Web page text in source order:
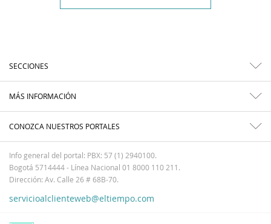
SECCIONES
MÁS INFORMACIÓN
CONOZCA NUESTROS PORTALES
Info general del portal: PBX: 57 (1) 2940100.
Bogotá 5714444 - Línea Nacional 01 8000 110 211.
Dirección: Av. Calle 26 # 68B-70.
servicioalclienteweb@eltiempo.com